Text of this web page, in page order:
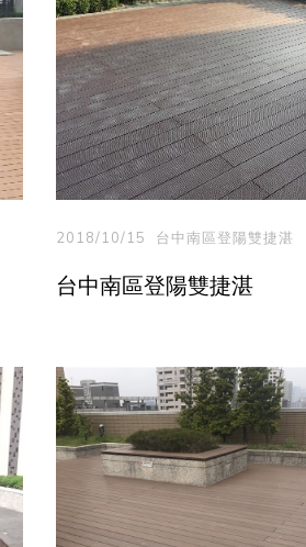
2018/10/15 台中南區登陽雙捷湛
台中南區登陽雙捷湛